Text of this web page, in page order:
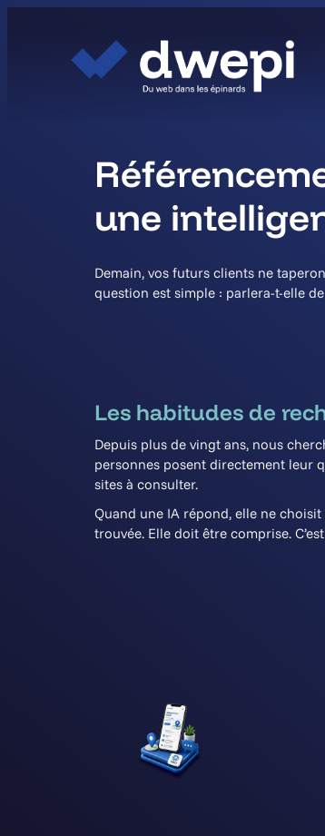
une
Demain, vos futurs clients ne
question est simple : parlera-t-elle
Les habitudes de
Depuis plus de vingt ans, nous
personnes posent directement leur
sites à consulter.
Quand une IA répond, elle ne
trouvée. Elle doit être comprise.